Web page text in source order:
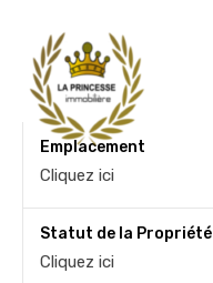
Emplacement
Cliquez ici
Statut de la Propriété
Cliquez ici